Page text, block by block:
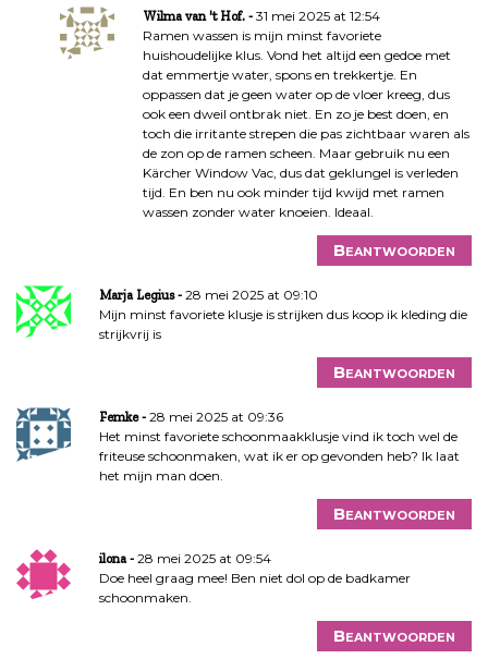
Wilma van 't Hof.
31 mei 2025 at 12:54
Ramen wassen is mijn minst favoriete
huishoudelijke klus. Vond het altijd een gedoe met
dat emmertje water, spons en trekkertje. En
oppassen dat je geen water op de vloer kreeg, dus
ook een dweil ontbrak niet. En zo je best doen, en
toch die irritante strepen die pas zichtbaar waren als
de zon op de ramen scheen. Maar gebruik nu een
Kärcher Window Vac, dus dat geklungel is verleden
tijd. En ben nu ook minder tijd kwijd met ramen
wassen zonder water knoeien. Ideaal.
Beantwoorden
Marja Legius
28 mei 2025 at 09:10
Mijn minst favoriete klusje is strijken dus koop ik kleding die
strijkvrij is
Beantwoorden
Femke
28 mei 2025 at 09:36
Het minst favoriete schoonmaakklusje vind ik toch wel de
friteuse schoonmaken, wat ik er op gevonden heb? Ik laat
het mijn man doen.
Beantwoorden
ilona
28 mei 2025 at 09:54
Doe heel graag mee! Ben niet dol op de badkamer
schoonmaken.
Beantwoorden